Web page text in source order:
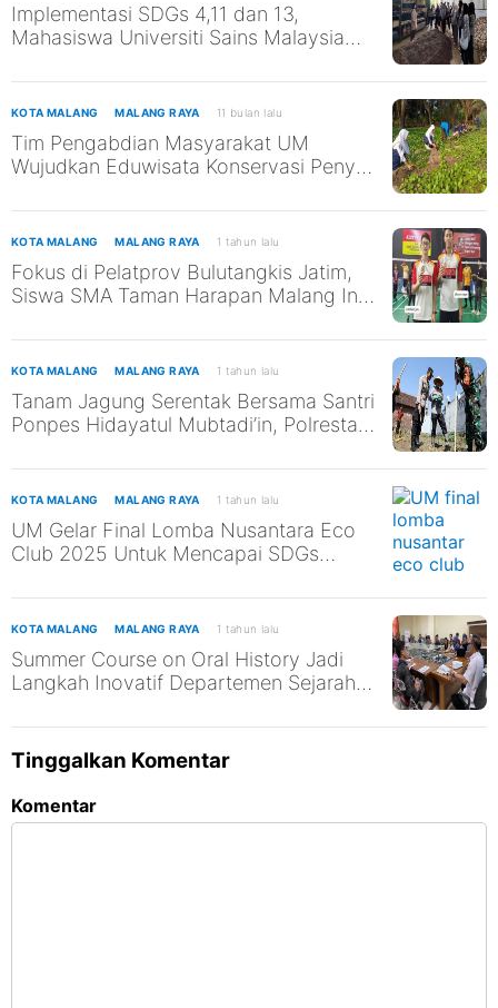
Implementasi SDGs 4,11 dan 13,
Mahasiswa Universiti Sains Malaysia
KOTA MALANG MALANG RAYA 11 bulan lalu
Tim Pengabdian Masyarakat UM
Wujudkan Eduwisata Konservasi Penyu
SDGs ke-13 dan ke-14
KOTA MALANG MALANG RAYA 1 tahun lalu
Fokus di Pelatprov Bulutangkis Jatim,
Siswa SMA Taman Harapan Malang Ini
KOTA MALANG MALANG RAYA 1 tahun lalu
Tanam Jagung Serentak Bersama Santri
Ponpes Hidayatul Mubtadi’in, Polresta
Pangan Nasional
KOTA MALANG MALANG RAYA 1 tahun lalu
UM Gelar Final Lomba Nusantara Eco
Club 2025 Untuk Mencapai SDGs
KOTA MALANG MALANG RAYA 1 tahun lalu
Summer Course on Oral History Jadi
Langkah Inovatif Departemen Sejarah
Tinggalkan Komentar
Komentar